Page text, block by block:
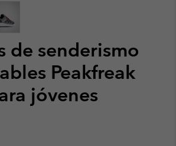
de senderismo
Peakfreak
jóvenes